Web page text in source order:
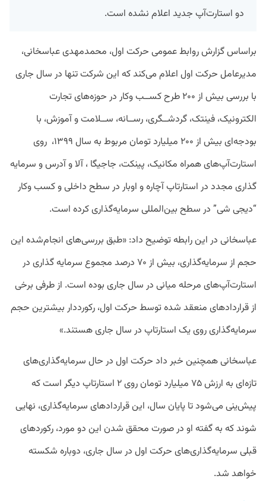
دو استارت‌آپ جدید اعلام نشده است.
براساس گزارش روابط عمومی حرکت اول، محمدمهدی عباسخانی،
مدیرعامل حرکت اول اعلام می‌کند که این شرکت تنها در سال جاری
با بررسی بیش از ۲۰۰ طرح کســب وکار در حوزه‌های تجارت
الکترونیک، فینتک، گردشــگری، رســانه، ســلامت و آموزش، با
بودجه‌ای بیش از ۲۰۰ میلیارد تومان مربوط به سال ۱۳۹۹، روی
استارت‌آپ‌های همراه مکانیک، پینکت، جاجیگا ، آلا و آدرس و سرمایه
گذاری مجدد در استارتاپ آچاره و اوبار در سطح داخلی و کسب وکار
“دیجی شی” در سطح بین‌المللی سرمایه‌گذاری کرده است.
عباسخانی در این رابطه توضیح داد: «طبق بررسی‌های انجام‌شده این
حجم از سرمایه‌گذاری، بیش از ۷۰ درصد مجموع سرمایه گذاری در
استارت‌آپ‌های مرحله میانی در سال جاری بوده است. از طرفی برخی
از قراردادهای منعقد شده توسط حرکت اول، رکورددار بیشترین حجم
سرمایه‌گذاری روی یک استارتاپ در سال جاری هستند.»
عباسخانی همچنین خبر داد حرکت اول در حال سرمایه‌گذاری‌های
تازه‌ای به ارزش ۷۵ میلیارد تومان روی ۲ استارتاپ دیگر است که
پیش‌ینی می‌شود تا پایان سال، این قراردادهای سرمایه‌گذاری، نهایی
شوند که به گفته او در صورت محقق شدن این دو مورد، رکوردهای
قبلی سرمایه‌گذاری‌های حرکت اول در سال جاری، دوباره شکسته
خواهد شد.